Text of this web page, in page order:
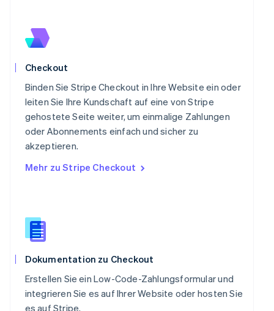
Checkout
Binden Sie Stripe Checkout in Ihre Website ein oder
leiten Sie Ihre Kundschaft auf eine von Stripe
gehostete Seite weiter, um einmalige Zahlungen
oder Abonnements einfach und sicher zu
akzeptieren.
Mehr zu Stripe Checkout
Dokumentation zu Checkout
Erstellen Sie ein Low-Code-Zahlungsformular und
integrieren Sie es auf Ihrer Website oder hosten Sie
es auf Stripe.
Portugal
Português
English
Schweden
Svenska English
Schweiz
Deutsch FrançaisItaliano English
Singapur
English
Slowakei
English
China
English
EspañolEnglish
ไทยEnglish
Tschechische Republik
English